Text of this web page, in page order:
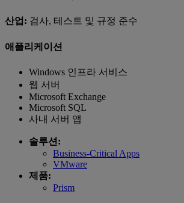
산업: 검사, 테스트 및 규정 준수
애플리케이션
Windows 인프라 서비스
웹 서버
Microsoft Exchange
Microsoft SQL
사내 서버 앱
솔루션:
Business-Critical Apps
VMware
제품:
Prism